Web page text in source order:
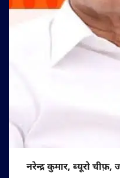
नरेन्द्र कुमार, ब्यूरो चीफ़,